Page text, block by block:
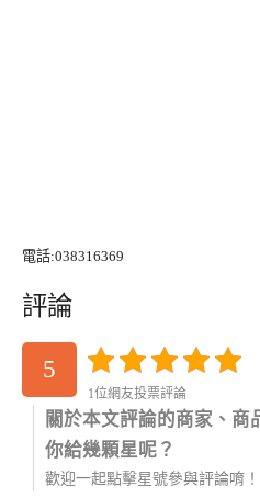
電話:038316369
評論
5
1位網友投票評論
關於本文評論的商家、商
你給幾顆星呢？
歡迎一起點擊星號參與評論唷！